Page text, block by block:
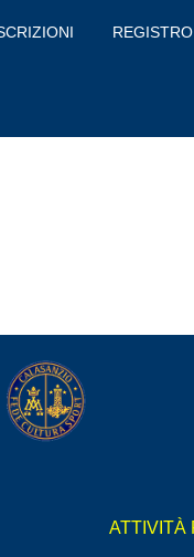
ATTIVITÀ